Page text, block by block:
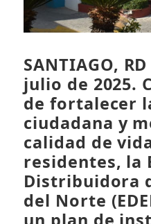
SANTIAGO,
julio de 2025.
de fortalecer
ciudadana y
calidad de
residentes, la
Distribuidora
del Norte